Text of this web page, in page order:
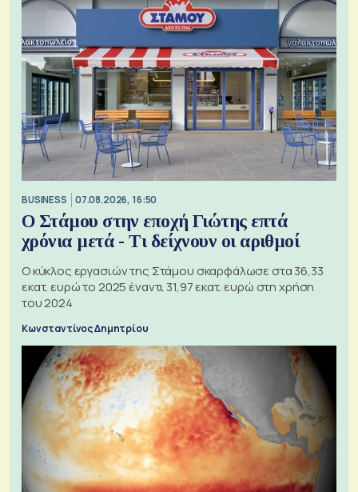
BUSINESS 07.08.2026, 16:50
Ο Στάμου στην εποχή Γιώτης επτά
χρόνια μετά - Τι δείχνουν οι αριθμοί
Ο κύκλος εργασιών της Στάμου σκαρφάλωσε στα 36,33
εκατ. ευρώ το 2025 έναντι 31,97 εκατ. ευρώ στη χρήση
του 2024
Κωνσταντίνος Δημητρίου